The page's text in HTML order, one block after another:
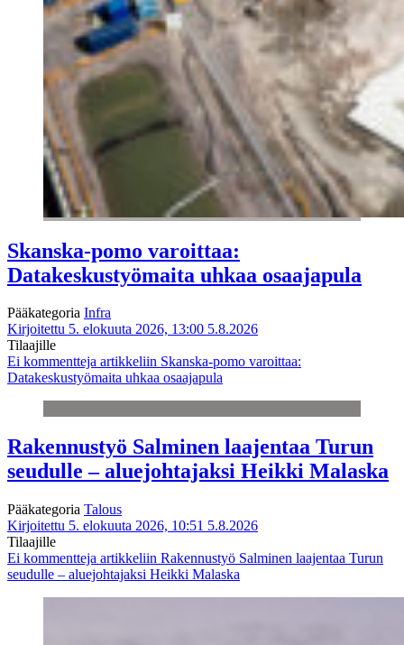
Skanska-pomo varoittaa:
Datakeskustyömaita uhkaa osaajapula
Pääkategoria Infra
Kirjoitettu 5. elokuuta 2026, 13:00 5.8.2026
Tilaajille
Ei kommentteja artikkeliin Skanska-pomo varoittaa:
Datakeskustyömaita uhkaa osaajapula
Rakennustyö Salminen laajentaa Turun
seudulle – aluejohtajaksi Heikki Malaska
Pääkategoria Talous
Kirjoitettu 5. elokuuta 2026, 10:51 5.8.2026
Tilaajille
Ei kommentteja artikkeliin Rakennustyö Salminen laajentaa Turun
seudulle – aluejohtajaksi Heikki Malaska